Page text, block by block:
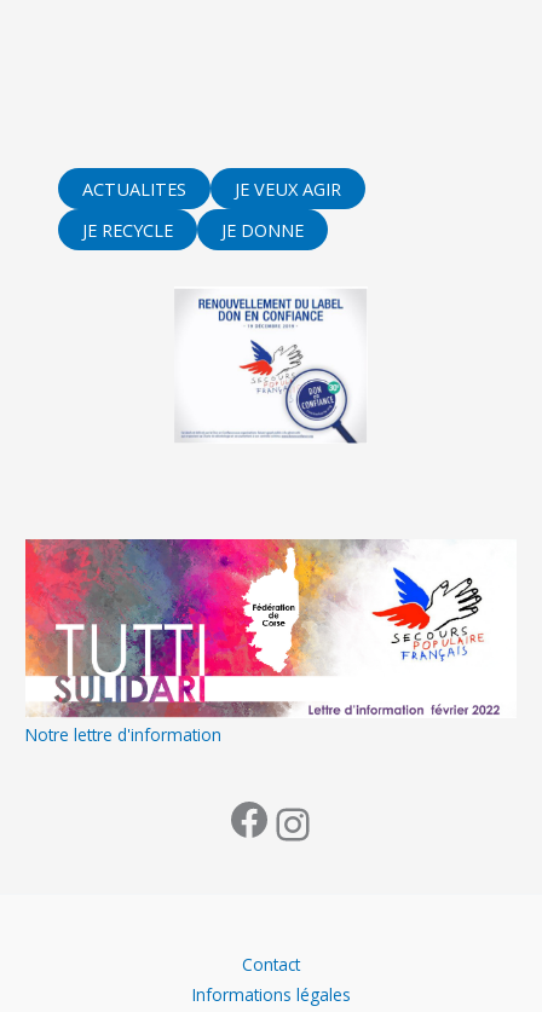
ACTUALITES
JE VEUX AGIR
JE RECYCLE
JE DONNE
Notre lettre d'information
Contact
Informations légales